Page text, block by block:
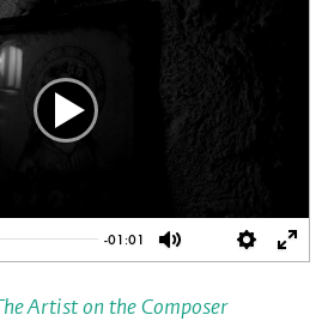
-01:01
Mute Settings
Play
Artist on the Composer